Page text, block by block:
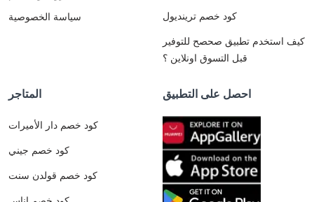
سياسة الخصوصية
كود خصم ترينديول
كيف استخدم تطبيق صحصح للتوفير
قبل التسوق اونلاين ؟
المتاجر
كود خصم دار الأميرات
كود خصم جيني
كود خصم قولدن سنت
احصل على التطبيق